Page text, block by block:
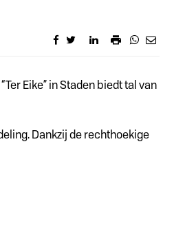
Eike” in Staden biedt tal van
Dankzij de rechthoekige